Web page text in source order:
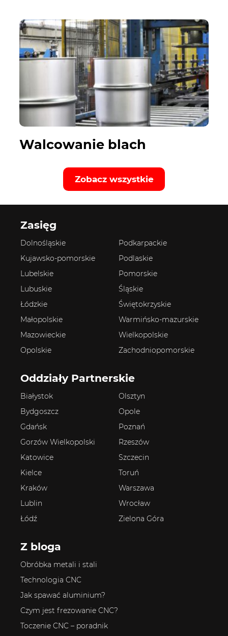
Walcowanie blach
Zobacz wszystkie
Zasięg
Dolnośląskie
Kujawsko-pomorskie
Lubelskie
Lubuskie
Łódzkie
Małopolskie
Mazowieckie
Opolskie
Podkarpackie
Podlaskie
Pomorskie
Śląskie
Świętokrzyskie
Warmińsko-mazurskie
Wielkopolskie
Zachodniopomorskie
Oddziały Partnerskie
Białystok
Bydgoszcz
Gdańsk
Gorzów Wielkopolski
Katowice
Kielce
Kraków
Lublin
Łódź
Olsztyn
Opole
Poznań
Rzeszów
Szczecin
Toruń
Warszawa
Wrocław
Zielona Góra
Z bloga
Obróbka metali i stali
Technologia CNC
Jak spawać aluminium?
Czym jest frezowanie CNC?
Toczenie CNC – poradnik